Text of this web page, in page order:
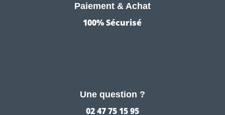
Paiement & Achat
100% Sécurisé
Une question ?
02 47 75 15 95